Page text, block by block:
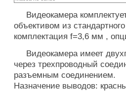
Видеокамера
объективом из
комплектация f=3,6 мм ,
Видеокамера имеет
через трехпроводный
разъемным соединением.
Назначение выводов: